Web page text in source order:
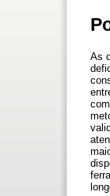
As